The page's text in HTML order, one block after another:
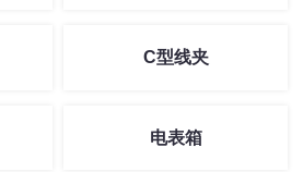
C型线夹
电表箱